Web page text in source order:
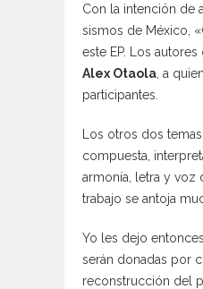
Con la intención de
sismos de México,
este EP. Los
Alex Otaola , a
participantes.
Los otros dos
compuesta,
armonía, letra y voz
trabajo se antoja
Yo les dejo
serán donadas por
reconstrucción del